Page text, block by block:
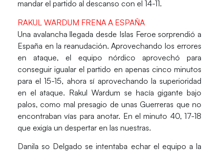
mandar el partido al descanso con el 14-11.
RAKUL WARDUM FRENA A ESPAÑA
Una avalancha llegada desde Islas Feroe sorprendió a
España en la reanudación. Aprovechando los errores
en ataque, el equipo nórdico aprovechó para
conseguir igualar el partido en apenas cinco minutos
para el 15-15, ahora sí aprovechando la superioridad
en el ataque. Rakul Wardum se hacía gigante bajo
palos, como mal presagio de unasGuerreras que no
encontraban vías para anotar. En el minuto 40, 17-18
que exigía un despertar en las nuestras.
Danila so Delgado se intentaba echar el equipo a la